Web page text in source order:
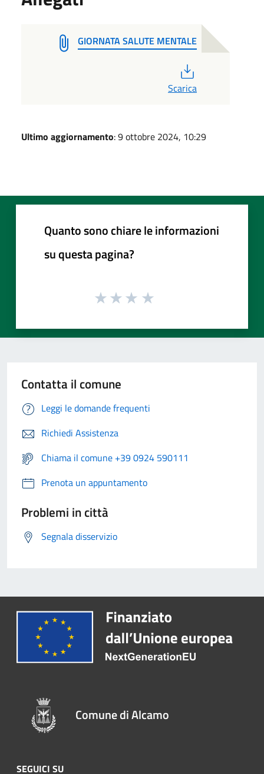
GIORNATA SALUTE MENTALE
Scarica
Ultimo aggiornamento: 9 ottobre 2024, 10:29
Quanto sono chiare le informazioni
su questa pagina?
Contatta il comune
Leggi le domande frequenti
Richiedi Assistenza
Chiama il comune +39 0924 590111
Prenota un appuntamento
Problemi in città
Segnala disservizio
Comune di Alcamo
SEGUICI SU